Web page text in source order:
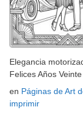
Elegancia
Felices Años Veinte
en Páginas de Art
imprimir